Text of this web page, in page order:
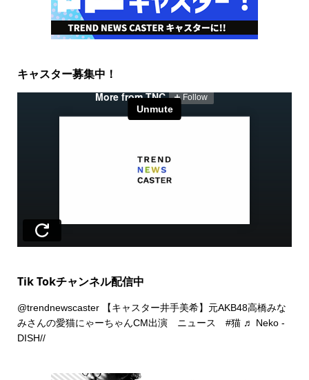
キャスター募集中！
Tik Tokチャンネル配信中
@trendnewscaster【キャスター井手美希】元AKB48高橋みな
みさんの愛猫にゃーちゃんCM出演 ニュース #猫 ♬ Neko -
DISH//